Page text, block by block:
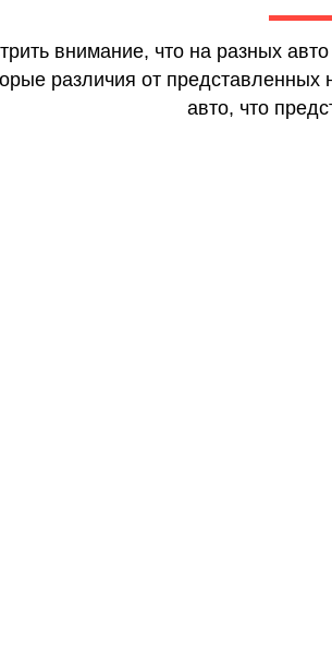
внимание, что на разных
различия от
авто, что